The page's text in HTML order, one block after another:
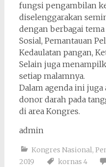
fungsi pengambilan
diselenggarakan
dengan berbagai
Sosial, Pemantauan
Kedaulatan pangan,
Selain juga
setiap malamnya.
Dalam agenda ini
donor darah pada
di area Kongres.
admin
Kongres Nasional,
2019
kornas 4